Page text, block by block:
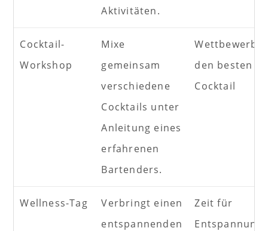
Aktivitäten.
Cocktail-
Workshop
Mixe
gemeinsam
verschiedene
Cocktails unter
Anleitung eines
erfahrenen
Bartenders.
Wettbewerb
den besten
Cocktail
Wellness-Tag
Verbringt einen
entspannenden
Zeit für
Entspannung